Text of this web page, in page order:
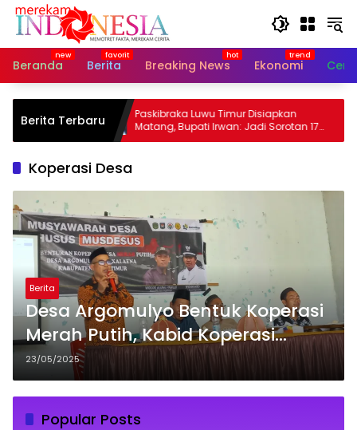
Langsung
Beranda
Berita Breaking News Ekonomi
Berita Terbaru
Paskibraka Luwu Timur Disiapkan
Matang, Bupati Irwan: Jadi Sorotan 17
Agustus
Koperasi Desa
Berita
Desa Argomulyo Bentuk Koperasi
Merah Putih, Kabid Koperasi
Lutim: KDMP Jadi Pusat
Perekonomian di Desa
23/05/2025
Popular Posts